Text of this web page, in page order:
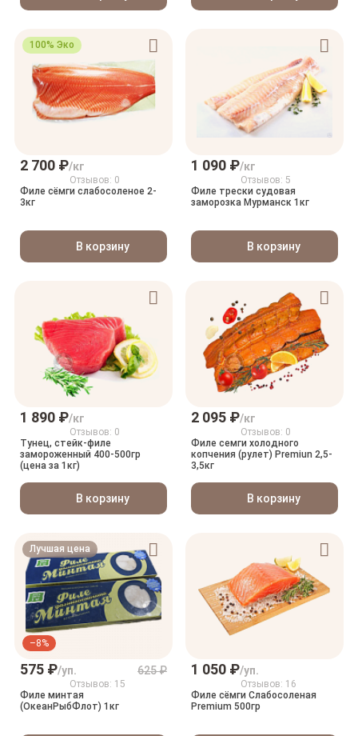
100% Эко
2 700 ₽/кг
Отзывов: 0
Филе сёмги слабосоленое 2-
3кг
В корзину
1 090 ₽/кг
Отзывов: 5
Филе трески судовая
заморозка Мурманск 1кг
В корзину
1 890 ₽/кг
Отзывов: 0
Тунец, стейк-филе
замороженный 400-500гр
(цена за 1кг)
В корзину
2 095 ₽/кг
Отзывов: 0
Филе семги холодного
копчения (рулет) Premiun 2,5-
3,5кг
В корзину
Лучшая цена
–8%
575 ₽/уп. 625 ₽
Отзывов: 15
Филе минтая
(ОкеанРыбФлот) 1кг
1 050 ₽/уп.
Отзывов: 16
Филе сёмги Слабосоленая
Premium 500гр